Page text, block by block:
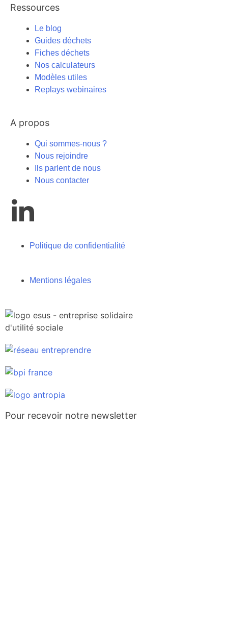
Ressources
Le blog
Guides déchets
Fiches déchets
Nos calculateurs
Modèles utiles
Replays webinaires
A propos
Qui sommes-nous ?
Nous rejoindre
Ils parlent de nous
Nous contacter
Politique de confidentialité
Mentions légales
Pour recevoir notre newsletter